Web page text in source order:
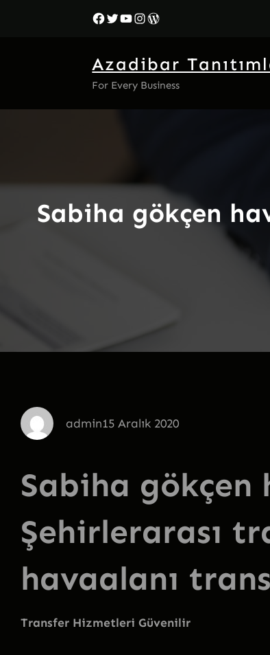
Facebook
Twitter
YouTube
Instagram
WordPress
Azadibar
For Every Business
Sabiha gökçen
admin15 Aralık 2020
Sabiha gökçen
Şehirlerarası
havaalanı
Transfer Hizmetleri Güvenilir